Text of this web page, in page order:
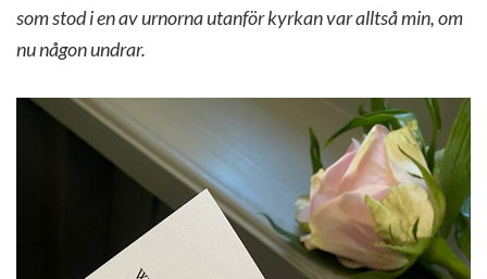
som stod i en av urnorna utanför kyrkan var alltså min, om
nu någon undrar.